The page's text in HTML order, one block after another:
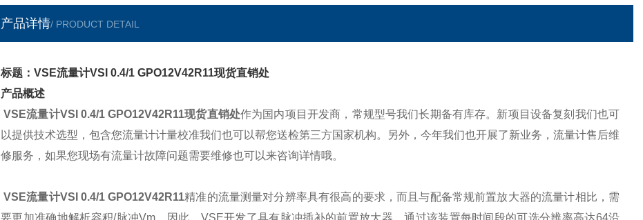
产品详情/ PRODUCT DETAIL
标题：VSE流量计VSI 0.4/1 GPO12V42R11现货直销处
产品概述
VSE流量计VSI 0.4/1 GPO12V42R11现货直销处作为国内项目开发商，常规型号我们长期备有库存。新项目设备复刻我们也可
以提供技术选型，包含您流量计计量校准我们也可以帮您送检第三方国家机构。另外，今年我们也开展了新业务，流量计售后维
修服务，如果您现场有流量计故障问题需要维修也可以来咨询详情哦。
VSE流量计VSI 0.4/1 GPO12V42R11精准的流量测量对分辨率具有很高的要求，而且与配备常规前置放大器的流量计相比，需
要更加准确地解析容积/脉冲Vm。因此，VSE开发了具有脉冲插补的前置放大器，通过该装置每时间段的可选分辨率高达64沿